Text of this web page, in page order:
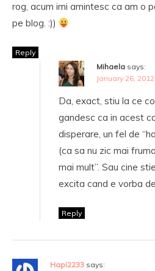
rog, acum imi amintesc ca am o
pe blog. :))
Reply
Mihaela says:
January 26,
Da, exact, stiu la ce
gandesc ca in acest
disperare, un fel de
(ca sa nu zic mai
mai mult”. Sau cine
excita cand e vorba
Reply
Hapi2233 says: